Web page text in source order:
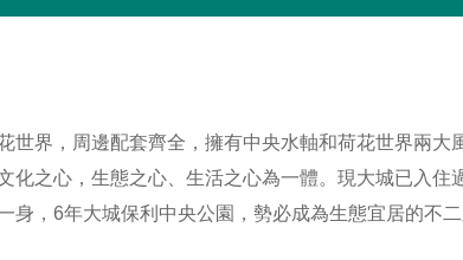
世界，周邊配套齊全，擁有中央水軸和荷花世界兩
化之心，生態之心、生活之心為一體。現大城已入
身，6年大城保利中央公園，勢必成為生態宜居的不二